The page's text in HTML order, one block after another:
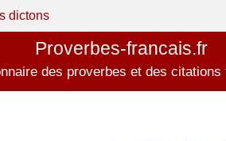
dictons
Proverbes-francais.fr
des proverbes et des citations